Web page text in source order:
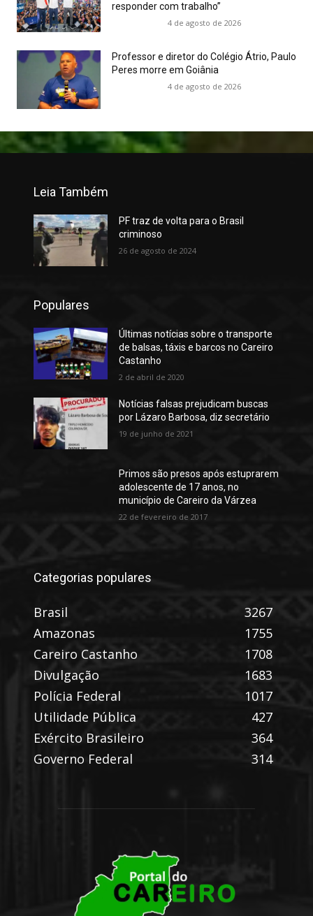
responder com trabalho”
4 de agosto de 2026
Professor e diretor do Colégio Átrio, Paulo
Peres morre em Goiânia
4 de agosto de 2026
Leia Também
PF traz de volta para o Brasil
criminoso
26 de agosto de 2024
Populares
Últimas notícias sobre o transporte
de balsas, táxis e barcos no Careiro
Castanho
2 de abril de 2020
Notícias falsas prejudicam buscas
por Lázaro Barbosa, diz secretário
19 de junho de 2021
Primos são presos após estuprarem
adolescente de 17 anos, no
município de Careiro da Várzea
22 de fevereiro de 2017
Categorias populares
Brasil
3267
Amazonas
1755
Careiro Castanho
1708
Divulgação
1683
Polícia Federal
1017
Utilidade Pública
427
Exército Brasileiro
364
Governo Federal
314